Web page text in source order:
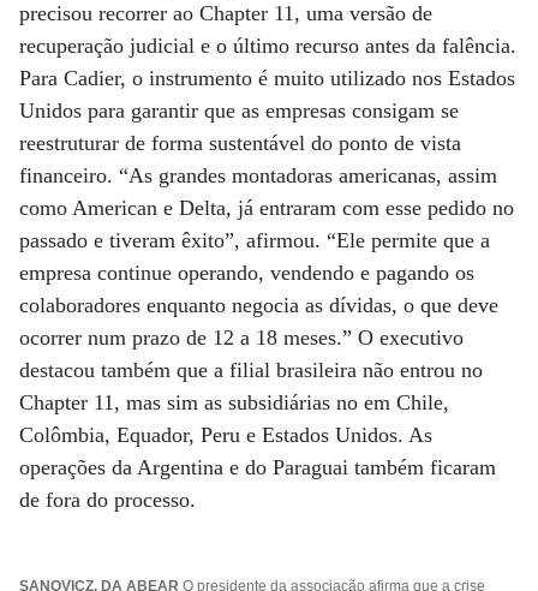
precisou recorrer ao Chapter 11, uma versão de
recuperação judicial e o último recurso antes da falência.
Para Cadier, o instrumento é muito utilizado nos Estados
Unidos para garantir que as empresas consigam se
reestruturar de forma sustentável do ponto de vista
financeiro. “As grandes montadoras americanas, assim
como American e Delta, já entraram com esse pedido no
passado e tiveram êxito”, afirmou. “Ele permite que a
empresa continue operando, vendendo e pagando os
colaboradores enquanto negocia as dívidas, o que deve
ocorrer num prazo de 12 a 18 meses.” O executivo
destacou também que a filial brasileira não entrou no
Chapter 11, mas sim as subsidiárias no em Chile,
Colômbia, Equador, Peru e Estados Unidos. As
operações da Argentina e do Paraguai também ficaram
de fora do processo.
SANOVICZ, DA ABEAR O presidente da associação afirma que a crise